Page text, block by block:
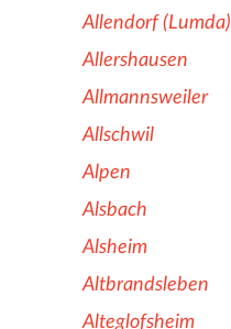
Allendorf (Lumda)
Allershausen
Allmannsweiler
Allschwil
Alpen
Alsbach
Alsheim
Altbrandsleben
Alteglofsheim